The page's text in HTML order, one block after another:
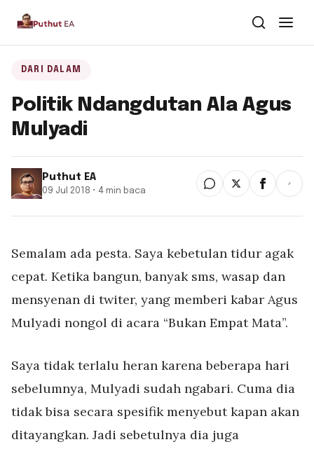
Dari Dalam
Dari Kawan
Tentang ▾
Puthut EA
DARI DALAM
Politik Ndangdutan Ala Agus
Mulyadi
Puthut EA
09 Jul 2018 • 4 min baca
Semalam ada pesta. Saya kebetulan tidur agak
cepat. Ketika bangun, banyak sms, wasap dan
mensyenan di twiter, yang memberi kabar Agus
Mulyadi nongol di acara “Bukan Empat Mata”.
Saya tidak terlalu heran karena beberapa hari
sebelumnya, Mulyadi sudah ngabari. Cuma dia
tidak bisa secara spesifik menyebut kapan akan
ditayangkan. Jadi sebetulnya dia juga